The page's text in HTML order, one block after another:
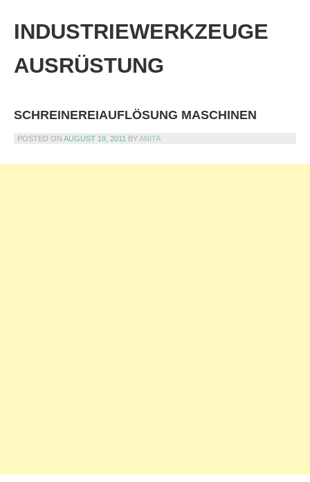
content
INDUSTRIEWERKZEUGE
AUSRÜSTUNG
SCHREINEREIAUFLÖSUNG MASCHINEN
POSTED ON AUGUST 19, 2011 BYANITA